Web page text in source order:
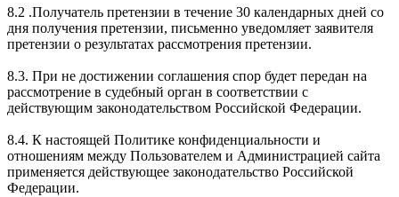
8.2 .Получатель претензии в течение 30 календарных дней со
дня получения претензии, письменно уведомляет заявителя
претензии о результатах рассмотрения претензии.
8.3. При не достижении соглашения спор будет передан на
рассмотрение в судебный орган в соответствии с
действующим законодательством Российской Федерации.
8.4. К настоящей Политике конфиденциальности и
отношениям между Пользователем и Администрацией сайта
применяется действующее законодательство Российской
Федерации.